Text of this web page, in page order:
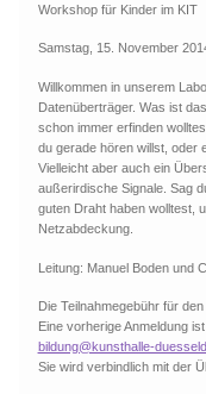
Workshop für Kinder im KIT
Samstag, 15. November
Willkommen in unserem
Datenüberträger. Was ist
schon immer erfinden
du gerade hören willst, oder
Vielleicht aber auch ein
außerirdische Signale. Sag
guten Draht haben wolltest,
Netzabdeckung.
Leitung: Manuel Boden und
Die Teilnahmegebühr für
Eine vorherige Anmeldung
bildung@kunsthalle-
Sie wird verbindlich mit der